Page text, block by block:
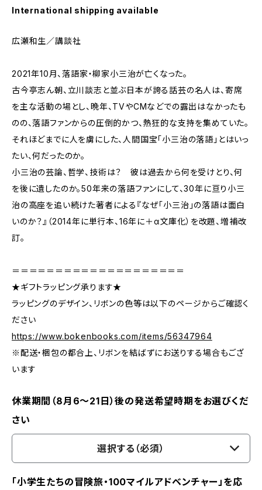
International shipping available
広瀬和生／講談社
2021年10月、落語家・柳家小三治が亡くなった。
古今亭志ん朝、立川談志と並ぶ日本が誇る話芸の名人は、寄席
を主な活動の場とし、晩年、TVやCMなどでの露出はなかったも
のの、落語ファンからの圧倒的かつ、熱狂的な支持を集めていた。
それほどまでに人を虜にした、人間国宝「小三治の落語」とはいっ
たい、何だったのか。
小三治の芸論、哲学、技術は？ 彼は過去から何を受けとり、何
を後に遺したのか。50年来の落語ファンにして、30年に亘り小三
治の高座を追い続けた著者による『なぜ「小三治」の落語は面白
いのか？』（2014年に単行本、16年に＋α文庫化）を改題、増補改
訂。
＝＝＝＝＝＝＝＝＝＝＝＝＝＝＝＝＝＝＝＝
★ギフトラッピング承ります★
ラッピングのデザイン、リボンの色等は以下のページからご確認く
ださい
https://www.bokenbooks.com/items/56347964
※配送・梱包の都合上、リボンを結ばずにお送りする場合もござ
います
休業期間（8月6〜21日）後の発送希望時期をお選びくだ
さい
選択する（必須）
「小学生たちの冒険旅・100マイルアドベンチャー」を応